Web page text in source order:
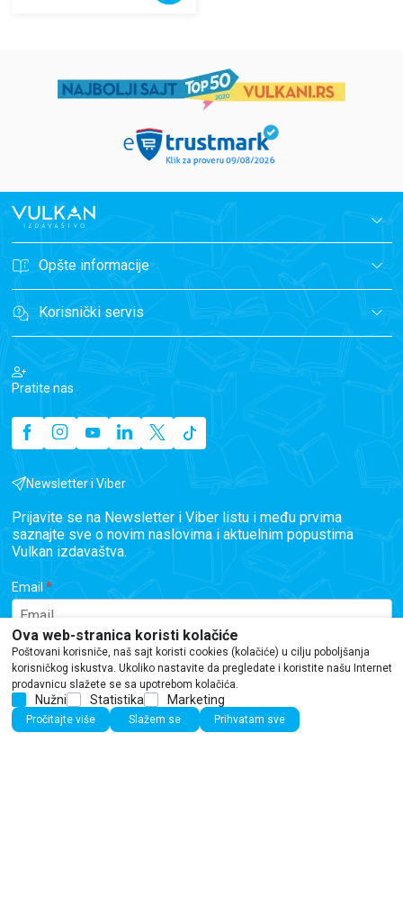
Opšte informacije
Korisnički servis
Pratite nas
Newsletter i Viber
Prijavite se na Newsletter i Viber listu i među prvima
saznajte sve o novim naslovima i aktuelnim popustima
Vulkan izdavaštva.
Email
Telefon
Ova web-stranica koristi kolačiće
Poštovani korisniče, naš sajt koristi cookies (kolačiće) u cilju poboljšanja
korisničkog iskustva. Ukoliko nastavite da pregledate i koristite našu Internet
prodavnicu slažete se sa upotrebom kolačića.
Nužni Statistika Marketing
Pročitajte više Slažem se Prihvatam sve